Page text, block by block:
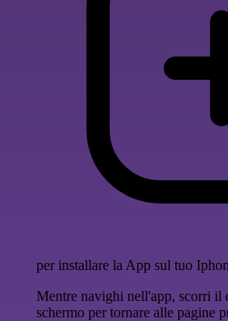
per installare la App sul tuo
Mentre navighi nell'app, scorri il
schermo per tornare alle pagine